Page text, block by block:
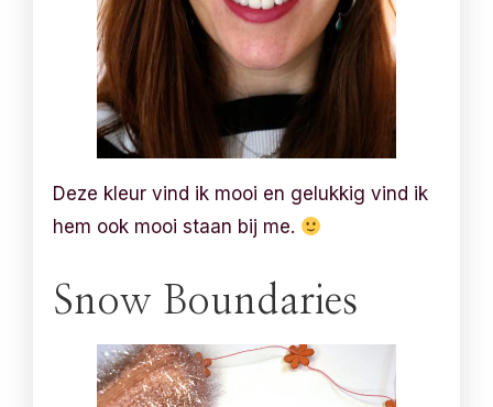
Deze kleur vind ik mooi en gelukkig vind ik
hem ook mooi staan bij me.
Snow Boundaries